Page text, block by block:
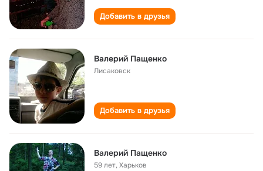
Добавить в друзья
Валерий Пащенко
Лисаковск
Добавить в друзья
Валерий Пащенко
59 лет,Харьков